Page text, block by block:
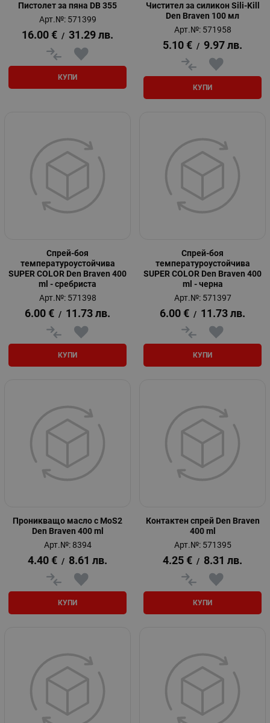
Пистолет за пяна DB 355
Арт.№: 571399
16.00 € / 31.29 лв.
КУПИ
Чистител за силикон Sili-Kill
Den Braven 100 мл
Арт.№: 571958
5.10 € / 9.97 лв.
КУПИ
Спрей-боя
температуроустойчива
SUPER COLOR Den Braven 400
ml - сребриста
Арт.№: 571398
6.00 € / 11.73 лв.
КУПИ
Спрей-боя
температуроустойчива
SUPER COLOR Den Braven 400
ml - черна
Арт.№: 571397
6.00 € / 11.73 лв.
КУПИ
Проникващо масло с МoS2
Den Braven 400 ml
Арт.№: 8394
4.40 € / 8.61 лв.
КУПИ
Контактен спрей Den Braven
400 ml
Арт.№: 571395
4.25 € / 8.31 лв.
КУПИ